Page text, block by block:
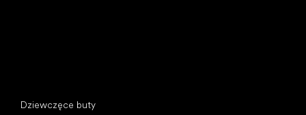
Dziewczęce buty